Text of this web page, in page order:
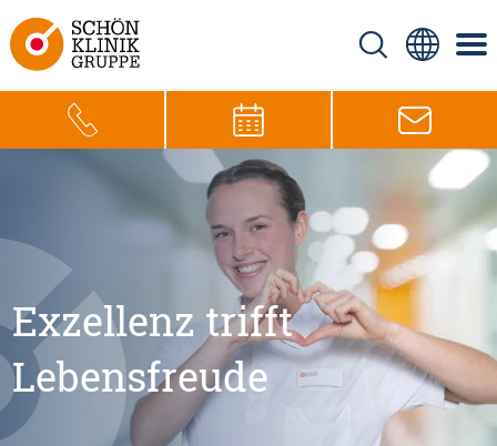
Exzellenz trifft
Lebensfreude